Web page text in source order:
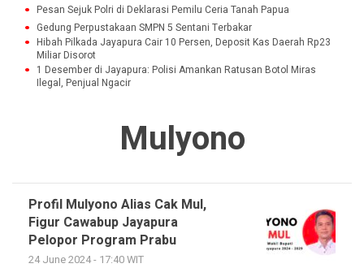
Pesan Sejuk Polri di Deklarasi Pemilu Ceria Tanah Papua
Gedung Perpustakaan SMPN 5 Sentani Terbakar
Hibah Pilkada Jayapura Cair 10 Persen, Deposit Kas Daerah Rp23
Miliar Disorot
1 Desember di Jayapura: Polisi Amankan Ratusan Botol Miras
Ilegal, Penjual Ngacir
Mulyono
Profil Mulyono Alias Cak Mul,
Figur Cawabup Jayapura
Pelopor Program Prabu
24 June 2024 - 17:40 WIT